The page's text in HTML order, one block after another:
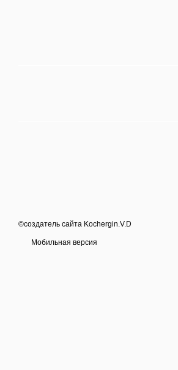
©создатель сайта Kochergin.V.D
Мобильная версия